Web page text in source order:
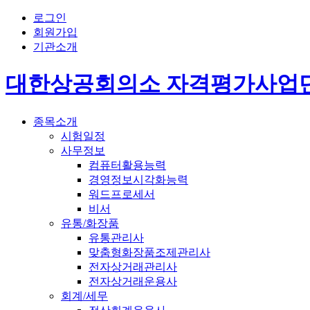
로그인
회원가입
기관소개
대한상공회의소 자격평가사업
종목소개
시험일정
사무정보
컴퓨터활용능력
경영정보시각화능력
워드프로세서
비서
유통/화장품
유통관리사
맞춤형화장품조제관리사
전자상거래관리사
전자상거래운용사
회계/세무